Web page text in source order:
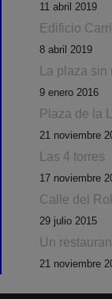
11 abril 2019
Edificio
8 abril 2019
La plaza sin
9 enero 2016
Plaza de la
21 noviembre
Las 4 torres
17 noviembre
Calle del
29 julio 2015
Un
21 noviembre